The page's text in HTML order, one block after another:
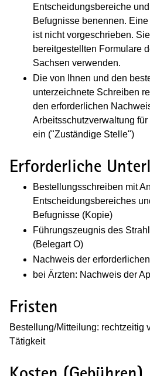
Entscheidungsbereiche
Befugnisse benennen.
ist nicht vorgeschrieben.
bereitgestellten Formulare
Sachsen verwenden.
Die von Ihnen und den
unterzeichnete Schreiben
den erforderlichen
Arbeitsschutzverwaltung
ein ("Zuständige Stelle")
Erforderliche
Bestellungsschreiben mit
Entscheidungsbereiches
Befugnisse (Kopie)
Führungszeugnis des
(Belegart O)
Nachweis der
bei Ärzten: Nachweis der
Fristen
Bestellung/Mitteilung: rechtzeitig
Tätigkeit